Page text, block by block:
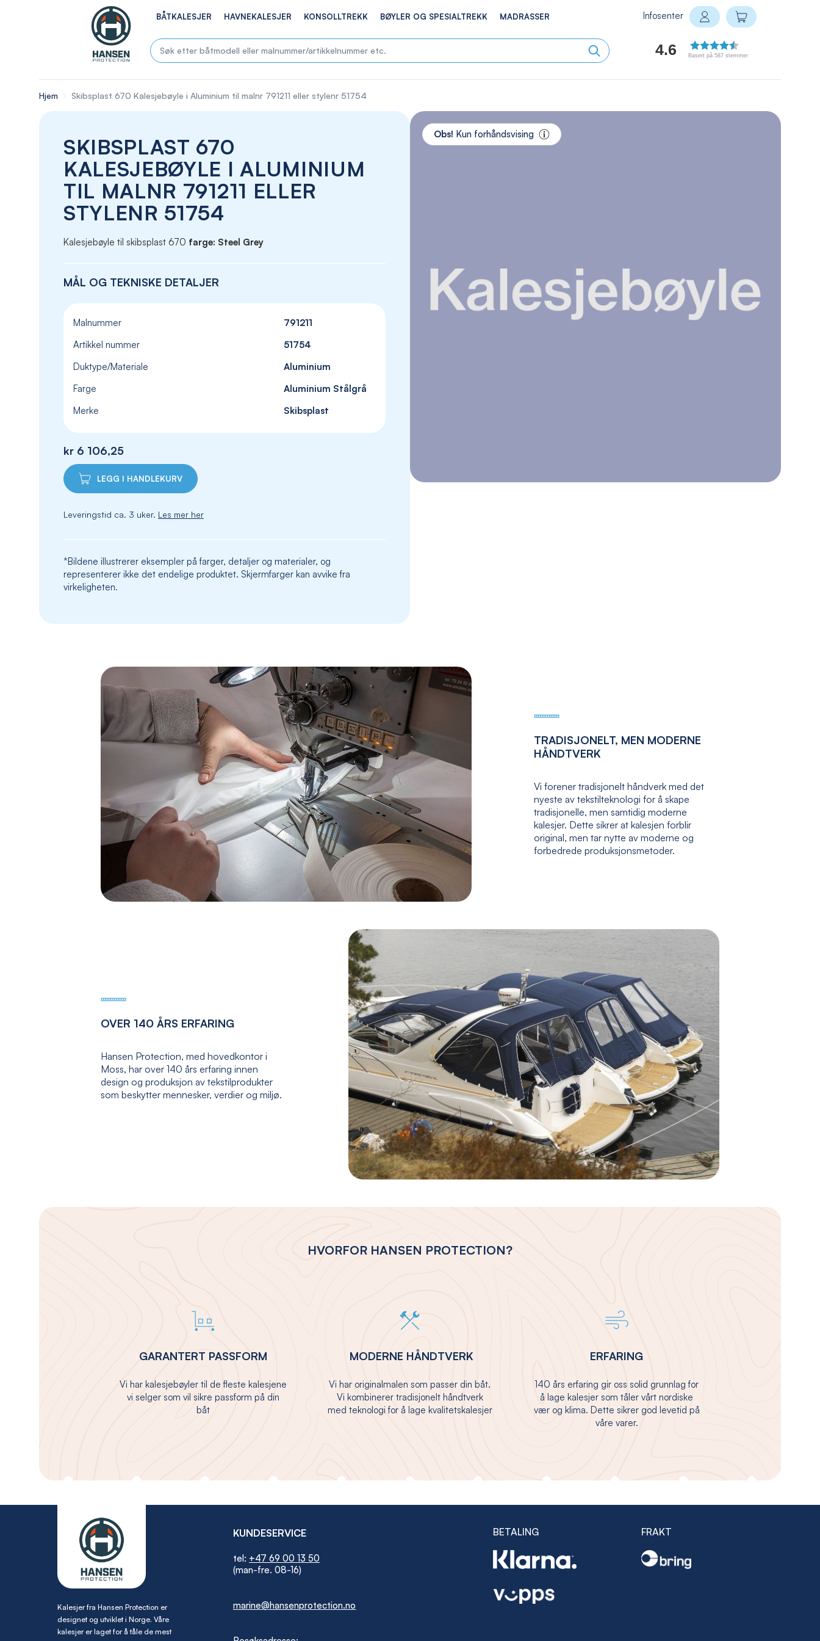
BÅTKALESJER HAVNEKALESJER KONSOLLTREKK BØYLER OG SPESIALTREKK MADRASSER
4.6 Basert på 587 stemmer
Infosenter
Logg inn
Min handlekurv
Hjem Skibsplast 670 Kalesjebøyle i Aluminium til malnr 791211 eller stylenr 51754
SKIBSPLAST 670
KALESJEBØYLE I ALUMINIUM
TIL MALNR 791211 ELLER
STYLENR 51754
Kalesjebøyle til skibsplast 670 farge: Steel Grey
MÅL OG TEKNISKE DETALJER
Malnummer
791211
Artikkel nummer
51754
Duktype/Materiale
Aluminium
Farge
Aluminium Stålgrå
Merke
Skibsplast
kr 6 106,25
LEGG I HANDLEKURV
Leveringstid ca. 3 uker. Les mer her
*Bildene illustrerer eksempler på farger, detaljer og materialer, og
representerer ikke det endelige produktet. Skjermfarger kan avvike fra
virkeligheten.
Skip
Obs! Kun forhåndsvising
TRADISJONELT, MEN MODERNE
HÅNDTVERK
Vi forener tradisjonelt håndverk med det
nyeste av tekstilteknologi for å skape
tradisjonelle, men samtidig moderne
kalesjer. Dette sikrer at kalesjen forblir
original, men tar nytte av moderne og
forbedrede produksjonsmetoder.
OVER 140 ÅRS ERFARING
Hansen Protection, med hovedkontor i
Moss, har over 140 års erfaring innen
design og produksjon av tekstilprodukter
som beskytter mennesker, verdier og miljø.
HVORFOR HANSEN PROTECTION?
GARANTERT PASSFORM
Vi har kalesjebøyler til de fleste kalesjene
vi selger som vil sikre passform på din
båt
MODERNE HÅNDTVERK
Vi har originalmalen som passer din båt.
Vi kombinerer tradisjonelt håndtverk
med teknologi for å lage kvalitetskalesjer
ERFARING
140 års erfaring gir oss solid grunnlag for
å lage kalesjer som tåler vårt nordiske
vær og klima. Dette sikrer god levetid på
våre varer.
Kalesjer fra Hansen Protection er
designet og utviklet i Norge. Våre
kalesjer er laget for å tåle de mest
KUNDESERVICE
tel: +47 69 00 13 50
(man-fre. 08-16)
marine@hansenprotection.no
BETALING FRAKT